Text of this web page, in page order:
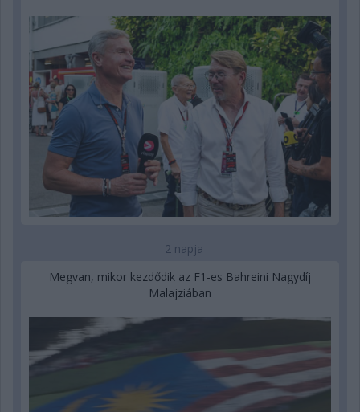
2 napja
Megvan, mikor kezdődik az F1-es Bahreini Nagydíj
Malajziában